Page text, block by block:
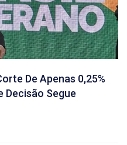
De Apenas 0,25%
Decisão Segue